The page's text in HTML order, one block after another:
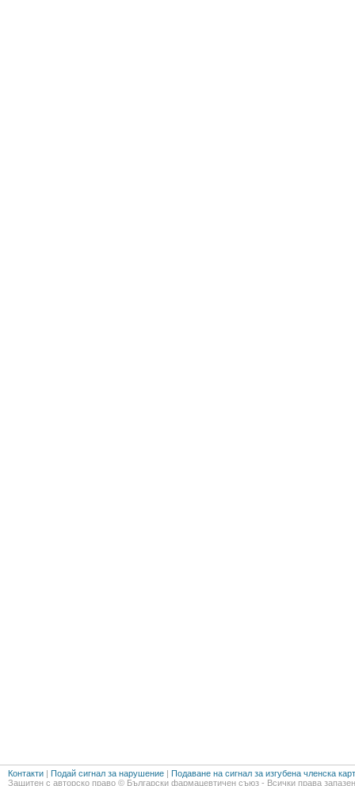
Контакти | Подай сигнал за нарушение | Подаване на сигнал за изгубена членска
Защитен с авторско право © Български фармацевтичен съюз - Всички права